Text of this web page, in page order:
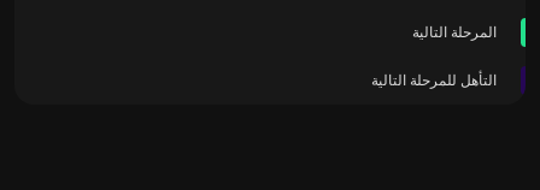
المرحلة التالية
التأهل للمرحلة التالية